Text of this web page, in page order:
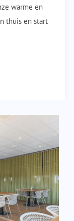
warme en
thuis en start